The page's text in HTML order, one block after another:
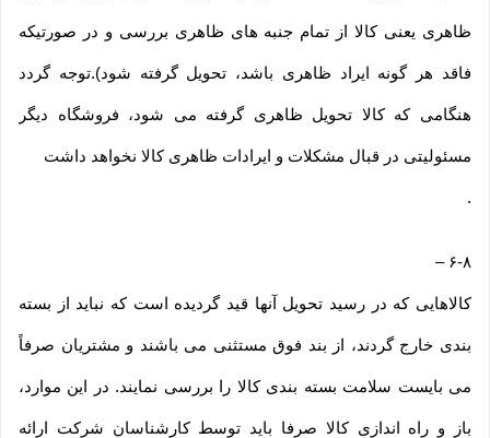
ظاهری یعنی کالا از تمام جنبه های ظاهری بررسی و در صورتیکه
فاقد هر گونه ایراد ظاهری باشد، تحویل گرفته شود).توجه گردد
هنگامی که کالا تحویل ظاهری گرفته می شود، فروشگاه دیگر
مسئولیتی در قبال مشکلات و ایرادات ظاهری کالا نخواهد داشت
.
۶-۸ –
کالاهایی که در رسید تحویل آنها قید گردیده است که نباید از بسته
بندی خارج گردند، از بند فوق مستثنی می باشند و مشتریان صرفاً
می بایست سلامت بسته بندی کالا را بررسی نمایند. در این موارد،
باز و راه اندازی کالا صرفا باید توسط کارشناسان شرکت ارائه